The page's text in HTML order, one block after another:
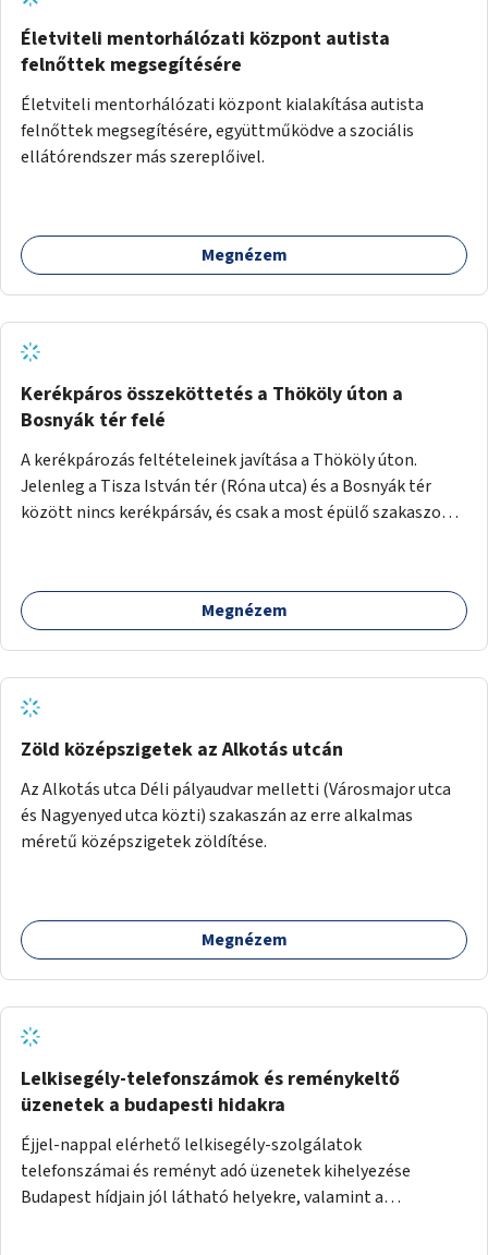
Életviteli mentorhálózati központ autista
felnőttek megsegítésére
Életviteli mentorhálózati központ kialakítása autista
felnőttek megsegítésére, együttműködve a szociális
ellátórendszer más szereplőivel.
Megnézem
Kerékpáros összeköttetés a Thököly úton a
Bosnyák tér felé
A kerékpározás feltételeinek javítása a Thököly úton.
Jelenleg a Tisza István tér (Róna utca) és a Bosnyák tér
között nincs kerékpársáv, és csak a most épülő szakaszon
Megnézem
Zöld középszigetek az Alkotás utcán
Az Alkotás utca Déli pályaudvar melletti (Városmajor utca
és Nagyenyed utca közti) szakaszán az erre alkalmas
méretű középszigetek zöldítése.
Megnézem
Lelkisegély-telefonszámok és reménykeltő
üzenetek a budapesti hidakra
Éjjel-nappal elérhető lelkisegély-szolgálatok
telefonszámai és reményt adó üzenetek kihelyezése
Budapest hídjain jól látható helyekre, valamint a